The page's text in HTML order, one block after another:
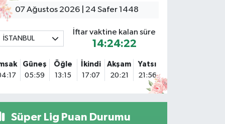
Mahallesi Soğanlık Caddesi No:34 A
Bulvar Eczanesi
Yesevi Mahallesi Abbas Medeni Sokak 17 A Çiftlik
geçtikten sonra Harman Mobilya arkası,
mevki, ECZANELER BÖLGESİ (GÜNEŞ, BULVAR,
0 (216) 208 59 51 Yol Tarifi Al
07 Ağustos 2026 | 24 Safer 1448
İSTANBUL
İftar vaktine kalan süre
14:24:21
Güneş
05:59
Öğle
13:15
İkindi
17:07
Akşam
20:21
Yatsı
21:56
Süper Lig Puan Durumu